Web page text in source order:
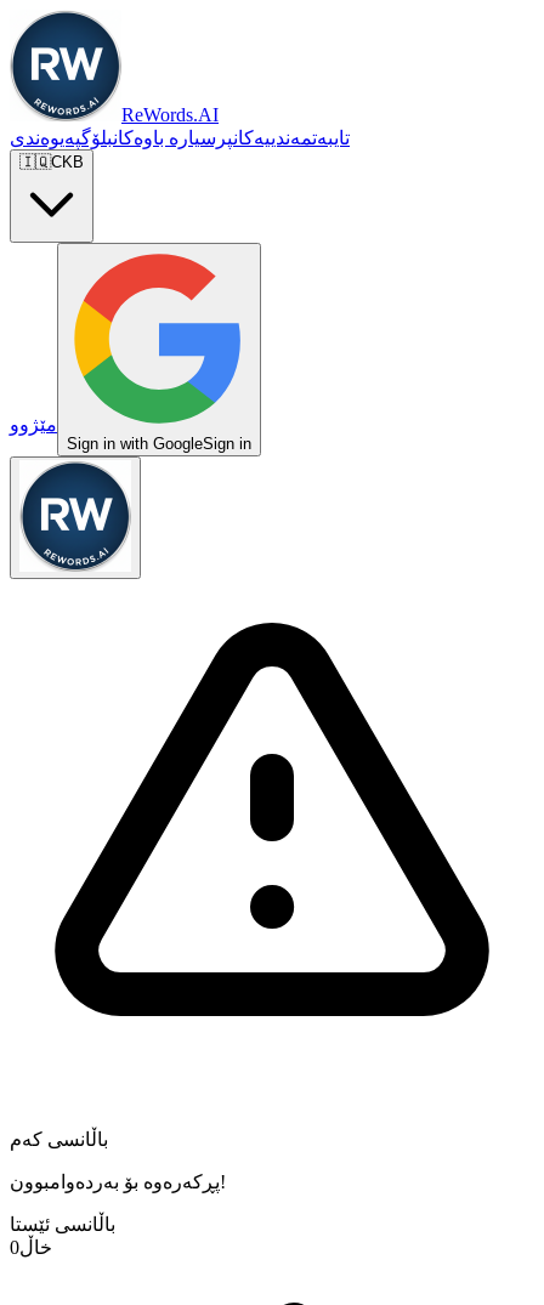
ReWords.AI
تایبەتمەندییەکانپرسیارە باوەکانبلۆگپەیوەندی
🇮🇶CKB
مێژوو
Sign in with GoogleSign in
باڵانسی کەم
پڕکەرەوە بۆ بەردەوامبوون!
باڵانسی ئێستا
0خاڵ